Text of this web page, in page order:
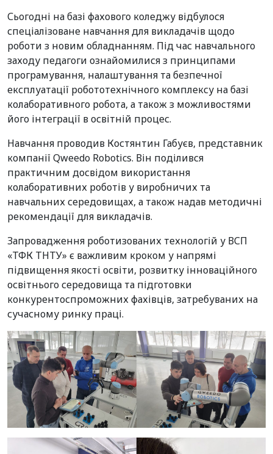
Сьогодні на базі фахового коледжу відбулося
спеціалізоване навчання для викладачів щодо
роботи з новим обладнанням. Під час навчального
заходу педагоги ознайомилися з принципами
програмування, налаштування та безпечної
експлуатації робототехнічного комплексу на базі
колаборативного робота, а також з можливостями
його інтеграції в освітній процес.
Навчання проводив Костянтин Габуєв, представник
компанії Qweedo Robotics. Він поділився
практичним досвідом використання
колаборативних роботів у виробничих та
навчальних середовищах, а також надав методичні
рекомендації для викладачів.
Запровадження роботизованих технологій у ВСП
«ТФК ТНТУ» є важливим кроком у напрямі
підвищення якості освіти, розвитку інноваційного
освітнього середовища та підготовки
конкурентоспроможних фахівців, затребуваних на
сучасному ринку праці.